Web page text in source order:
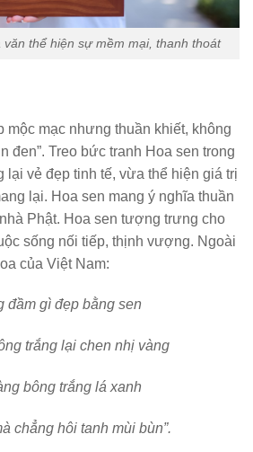
thể hiện sự mềm mại, thanh thoát
mộc mạc nhưng thuần khiết, không
đen”. Treo bức tranh Hoa sen trong
lại vẻ đẹp tinh tế, vừa thể hiện giá trị
lại. Hoa sen mang ý nghĩa thuần
Phật. Hoa sen tượng trưng cho
sống nối tiếp, thịnh vượng. Ngoài
của Việt Nam:
đầm gì đẹp bằng sen
trắng lại chen nhị vàng
bông trắng lá xanh
chẳng hôi tanh mùi bùn”.